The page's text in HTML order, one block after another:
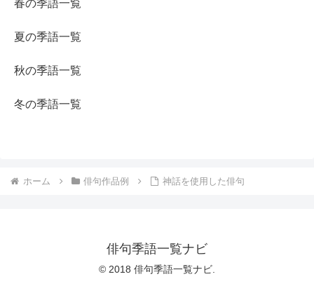
春の季語一覧
夏の季語一覧
秋の季語一覧
冬の季語一覧
ホーム 俳句作品例 神話を使用した俳句
俳句季語一覧ナビ
© 2018 俳句季語一覧ナビ.